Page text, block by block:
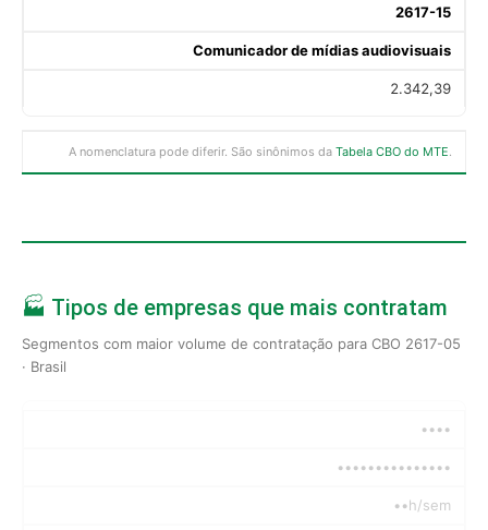
2617-15
Comunicador de mídias audiovisuais
2.342,39
A nomenclatura pode diferir. São sinônimos da Tabela CBO do MTE.
🏭 Tipos de empresas que mais contratam
Segmentos com maior volume de contratação para CBO 2617-05
· Brasil
••••
•••••••••••••••
••h/sem